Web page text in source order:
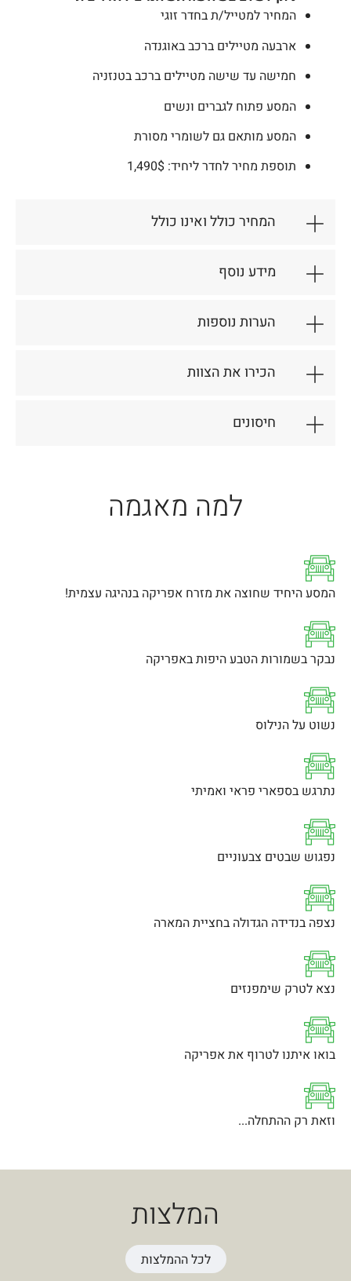
המחיר למטייל/ת בחדר זוגי
ארבעה מטיילים ברכב באוגנדה
חמישה עד שישה מטיילים ברכב בטנזניה
המסע פתוח לגברים ונשים
המסע מותאם גם לשומרי מסורת
תוספת מחיר לחדר ליחיד: 1,490$
המחיר כולל ואינו כולל
מידע נוסף
הערות נוספות
הכירו את הצוות
חיסונים
למה מאגמה
המסע היחיד שחוצה את מזרח אפריקה בנהיגה עצמית!
נבקר בשמורות הטבע היפות באפריקה
נשוט על הנילוס
נתרגש בספארי פראי ואמיתי
נפגוש שבטים צבעוניים
נצפה בנדידה הגדולה בחציית המארה
נצא לטרק שימפנזים
בואו איתנו לטרוף את אפריקה
וזאת רק ההתחלה...
המלצות
לכל ההמלצות